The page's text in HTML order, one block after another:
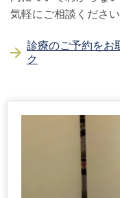
気軽にご相談ください
診療のご予約をお
ク